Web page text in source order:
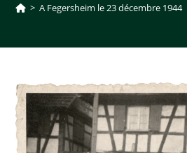
> A Fegersheim le 23 décembre 1944